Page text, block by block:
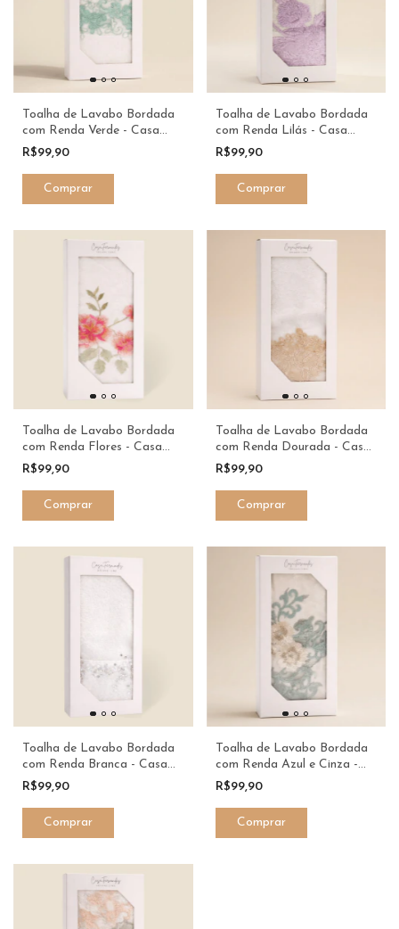
Toalha de Lavabo Bordada
com Renda Verde - Casa
Fernandes
R$99,90
Toalha de Lavabo Bordada
com Renda Lilás - Casa
Fernandes
R$99,90
Toalha de Lavabo Bordada
com Renda Flores - Casa
Fernandes
R$99,90
Toalha de Lavabo Bordada
com Renda Dourada - Casa
Fernandes
R$99,90
Toalha de Lavabo Bordada
com Renda Branca - Casa
Fernandes
R$99,90
Toalha de Lavabo Bordada
com Renda Azul e Cinza -
Casa Fernandes
R$99,90